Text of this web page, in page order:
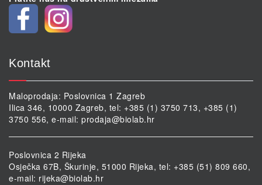
Kontakt
Maloprodaja: Poslovnica 1 Zagreb
Ilica 346, 10000 Zagreb, tel: +385 (1) 3750 713, +385 (1)
3750 556, e-mail: prodaja@biolab.hr
Poslovnica 2 Rijeka
Osječka 67B, Škurinje, 51000 Rijeka, tel: +385 (51) 809 660,
e-mail: rijeka@biolab.hr